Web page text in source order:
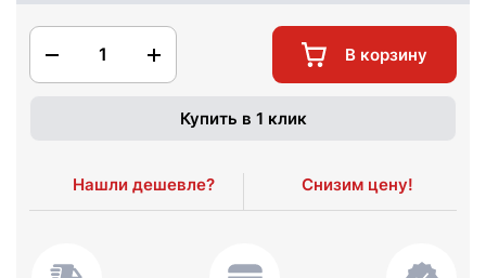
1 В корзину
Купить в 1 клик
Нашли дешевле? Снизим цену!